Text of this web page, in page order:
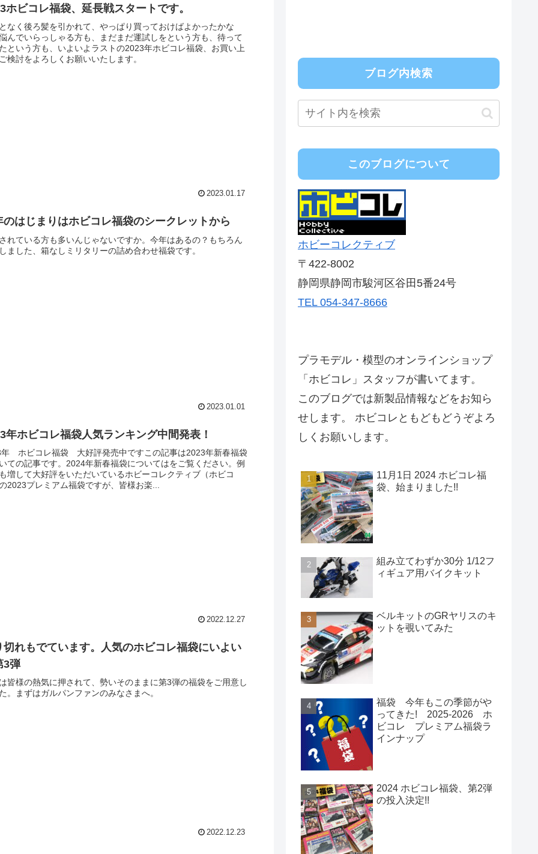
ホビコレ福袋、延長戦スタートです。
なく後ろ髪を引かれて、やっぱり買っておけばよかったかな
んでいらっしゃる方も、まだまだ運試しをという方も、待って
という方も、いよいよラストの2023年ホビコレ福袋、お買い上
検討をよろしくお願いいたします。
2023.01.17
のはじまりはホビコレ福袋のシークレットから
れている方も多いんじゃないですか。今年はあるの？もちろん
ました、箱なしミリタリーの詰め合わせ福袋です。
2023.01.01
年ホビコレ福袋人気ランキング中間発表！
年 ホビコレ福袋 大好評発売中ですこの記事は2023年新春福袋
ての記事です。2024年新春福袋についてはをご覧ください。例
増して大好評をいただいているホビーコレクティブ（ホビコ
2023プレミアム福袋ですが、皆様お楽...
2022.12.27
切れもでています。人気のホビコレ福袋にいよい
3弾
皆様の熱気に押されて、勢いそのままに第3弾の福袋をご用意し
。まずはガルパンファンのみなさまへ。
2022.12.23
ブログ内検索
このブログについて
ホビーコレクティブ
〒422-8002
静岡県静岡市駿河区谷田5番24号
TEL 054-347-8666
プラモデル・模型のオンラインショップ
「ホビコレ」スタッフが書いてます。
このブログでは新製品情報などをお知ら
せします。 ホビコレともどもどうぞよろ
しくお願いします。
11月1日 2024 ホビコレ福
袋、始まりました!!
組み立てわずか30分 1/12フ
ィギュア用バイクキット
ベルキットのGRヤリスのキ
ットを覗いてみた
福袋 今年もこの季節がや
ってきた! 2025-2026 ホ
ビコレ プレミアム福袋ラ
インナップ
2024 ホビコレ福袋、第2弾
の投入決定!!